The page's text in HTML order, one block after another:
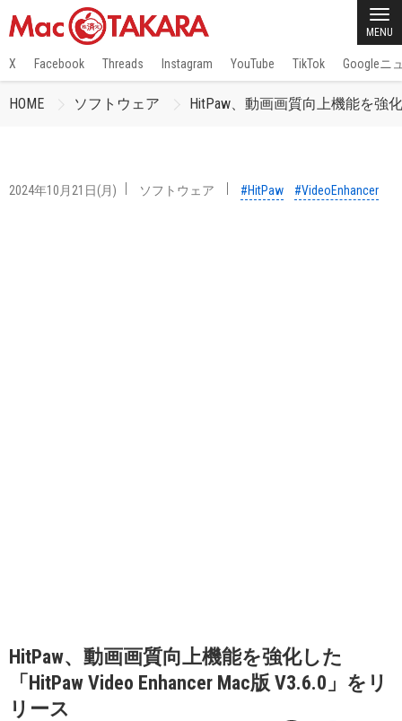
MENU
X Facebook Threads Instagram YouTube TikTok Googleニ
HOME ソフトウェア HitPaw、動画画質向上機能を強
2024年10月21日(月) ソフトウェア #HitPaw #VideoEnhancer
HitPaw、動画画質向上機能を強化した
「HitPaw Video Enhancer Mac版 V3.6.0」をリ
リース